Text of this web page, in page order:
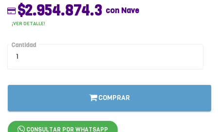
$2.954.874.3 con Nave
¡VER DETALLE!
Cantidad
COMPRAR
CONSULTAR POR WHATSAPP